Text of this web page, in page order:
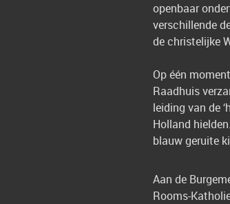
openbaar
verschillende
de christelijke
Op één
Raadhuis
leiding van de
Holland
blauw geruite
Aan de
Rooms-